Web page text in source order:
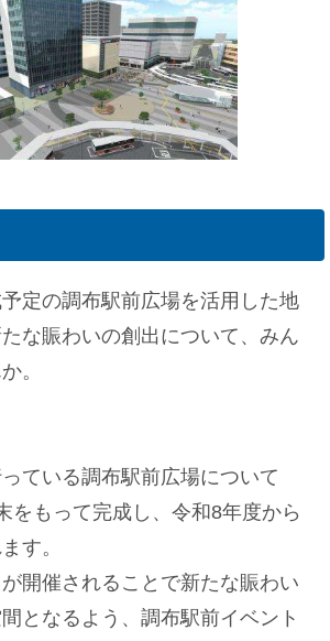
定の調布駅前広場を活用した地
な賑わいの創出について、みん
。
ている調布駅前広場について
をもって完成し、令和8年度から
す。
開催されることで新たな賑わい
となるよう、調布駅前イベント